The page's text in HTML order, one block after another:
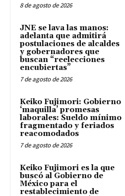
8 de agosto de 2026
JNE se lava las manos:
adelanta que admitirá
postulaciones de alcaldes
y gobernadores que
buscan “reelecciones
encubiertas”
7 de agosto de 2026
Keiko Fujimori: Gobierno
‘maquilla’ promesas
laborales: Sueldo mínimo
fragmentado y feriados
reacomodados
7 de agosto de 2026
Keiko Fujimori es la que
buscó al Gobierno de
México para el
restablecimiento de